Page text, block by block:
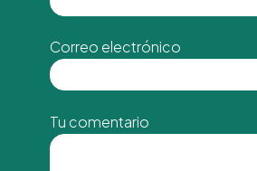
Correo electrónico
Tu comentario